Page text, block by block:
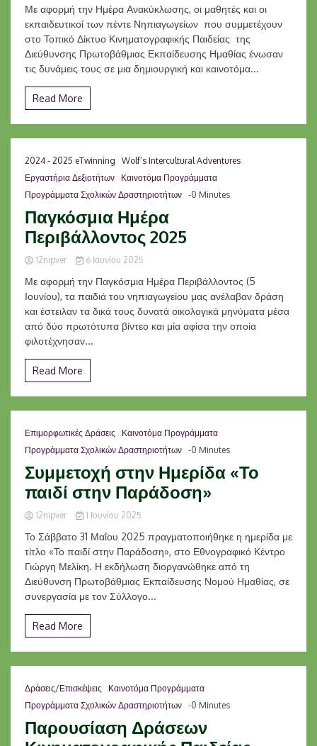
Με αφορμή την Ημέρα Ανακύκλωσης, οι μαθητές και οι
εκπαιδευτικοί των πέντε Νηπιαγωγείων που συμμετέχουν
στο Τοπικό Δίκτυο Κινηματογραφικής Παιδείας της
Διεύθυνσης Πρωτοβάθμιας Εκπαίδευσης Ημαθίας ένωσαν
τις δυνάμεις τους σε μια δημιουργική και καινοτόμα...
Read More
2024 - 2025 eTwinning
Wolf’s Intercultural Adventures
Εργαστήρια Δεξιοτήτων
Καινοτόμα Προγράμματα
Προγράμματα Σχολικών Δραστηριοτήτων -0 Minutes
Παγκόσμια Ημέρα
Περιβάλλοντος 2025
12nipver 6 Ιουνίου 2025
Με αφορμή την Παγκόσμια Ημέρα Περιβάλλοντος (5
Ιουνίου), τα παιδιά του νηπιαγωγείου μας ανέλαβαν δράση
και έστειλαν τα δικά τους δυνατά οικολογικά μηνύματα μέσα
από δύο πρωτότυπα βίντεο και μία αφίσα την οποία
φιλοτέχνησαν...
Read More
Επιμορφωτικές Δράσεις
Καινοτόμα Προγράμματα
Προγράμματα Σχολικών Δραστηριοτήτων -0 Minutes
Συμμετοχή στην Ημερίδα «Το
παιδί στην Παράδοση»
12nipver 1 Ιουνίου 2025
Το Σάββατο 31 Μαΐου 2025 πραγματοποιήθηκε η ημερίδα με
τίτλο «Το παιδί στην Παράδοση», στο Εθνογραφικό Κέντρο
Γιώργη Μελίκη. Η εκδήλωση διοργανώθηκε από τη
Διεύθυνση Πρωτοβάθμιας Εκπαίδευσης Νομού Ημαθίας, σε
συνεργασία με τον Σύλλογο...
Read More
Δράσεις/Επισκέψεις
Καινοτόμα Προγράμματα
Προγράμματα Σχολικών Δραστηριοτήτων -0 Minutes
Παρουσίαση Δράσεων